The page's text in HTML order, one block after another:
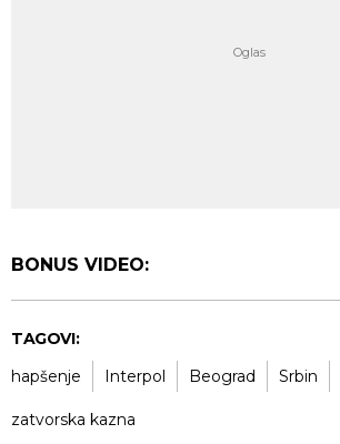
BONUS VIDEO:
TAGOVI:
hapšenje
Interpol Beograd Srbin
zatvorska kazna